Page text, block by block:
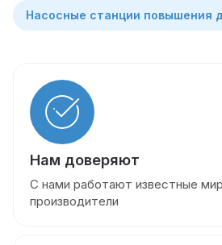
Насосные станции повышения
Нам доверяют
С нами работают известные
производители